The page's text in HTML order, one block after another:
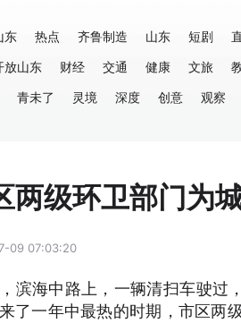
东 热点 齐鲁制造 山东 短剧
放山东 财经 交通 健康 文旅
青未了 灵境 深度 创意 观察
两级环卫部门为
09 07:03:20
海中路上，一辆清扫车驶过
了一年中最热的时期，市区两